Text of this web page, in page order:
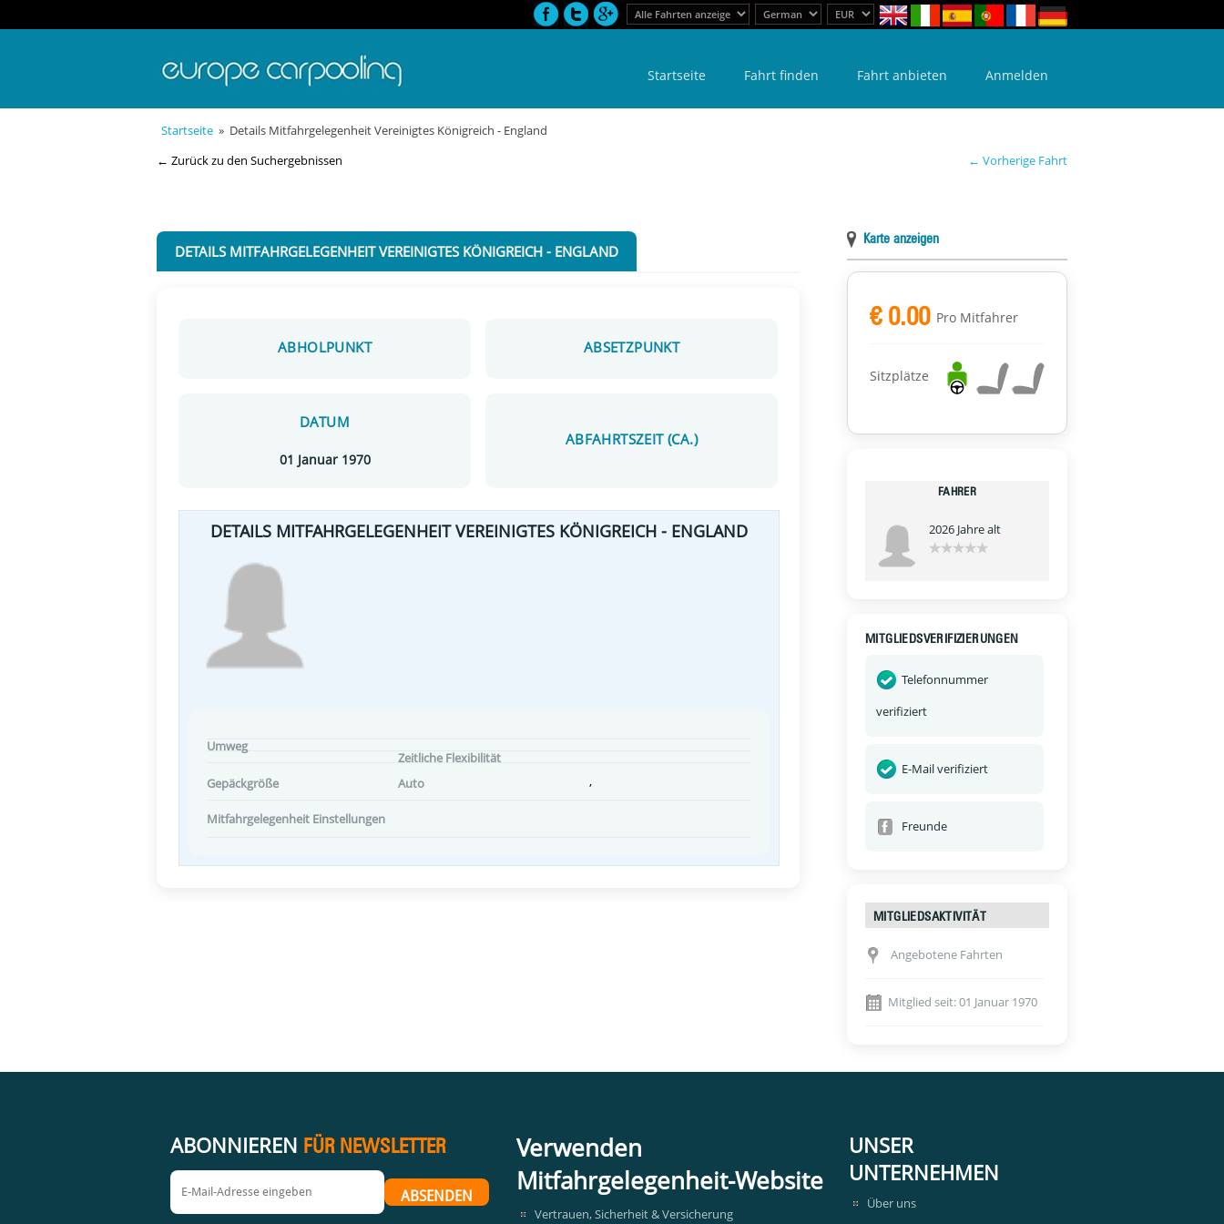
Startseite Fahrt finden Fahrt anbieten Anmelden
Startseite » Details Mitfahrgelegenheit Vereinigtes Königreich - England
← Zurück zu den Suchergebnissen
← Vorherige Fahrt
DETAILS MITFAHRGELEGENHEIT VEREINIGTES KÖNIGREICH - ENGLAND
ABHOLPUNKT ABSETZPUNKT
DATUM
01 Januar 1970
ABFAHRTSZEIT (CA.)
DETAILS MITFAHRGELEGENHEIT VEREINIGTES KÖNIGREICH - ENGLAND
Umweg
Zeitliche Flexibilität
Gepäckgröße
Auto ,
Mitfahrgelegenheit Einstellungen
Karte anzeigen
€ 0.00 Pro Mitfahrer
Sitzplätze
FAHRER
2026 Jahre alt
MITGLIEDSVERIFIZIERUNGEN
Telefonnummer
verifiziert
E-Mail verifiziert
Freunde
MITGLIEDSAKTIVITÄT
Angebotene Fahrten
Mitglied seit: 01 Januar 1970
ABONNIEREN FÜR NEWSLETTER
Verwenden
Mitfahrgelegenheit-Website
Vertrauen, Sicherheit & Versicherung
UNSER
UNTERNEHMEN
Über uns